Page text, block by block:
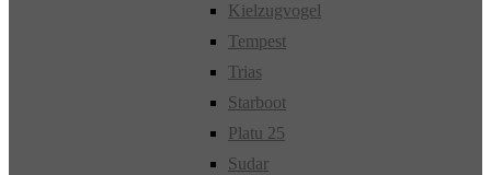
Kielzugvogel
Tempest
Trias
Starboot
Platu 25
Sudar